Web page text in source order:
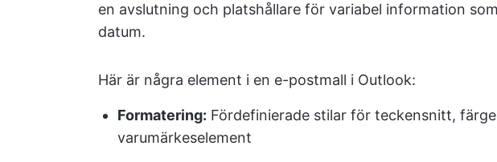
en avslutning och platshållare för variabel information
datum.
Här är några element i en e-postmall i Outlook:
Formatering: Fördefinierade stilar för teckensnitt,
varumärkeselement